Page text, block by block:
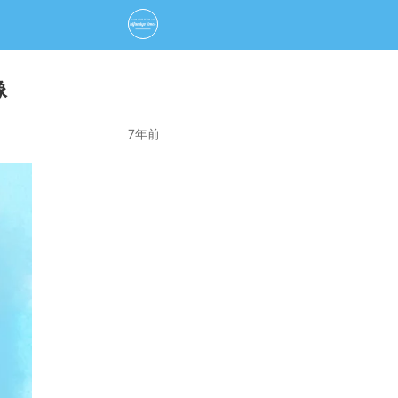
7年前